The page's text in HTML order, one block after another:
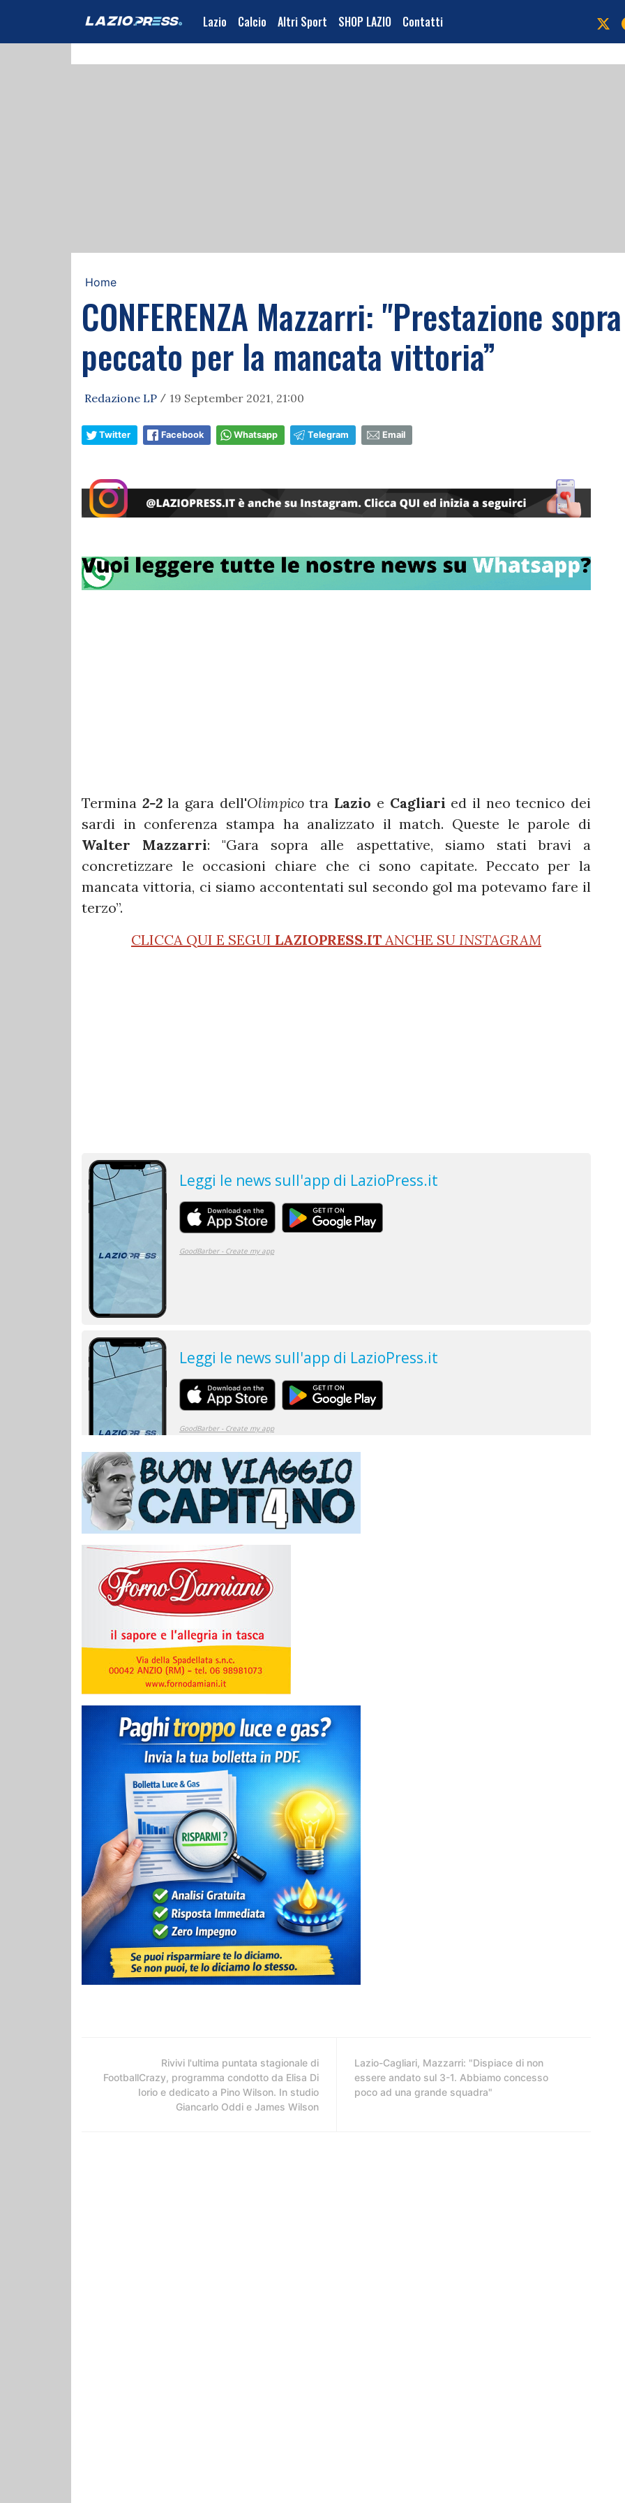
Lazio Calcio Altri Sport SHOP LAZIO Contatti
Home
CONFERENZA Mazzarri: "Prestazione
peccato per la mancata vittoria”
Redazione LP / 19 September 2021, 21:00
Twitter Facebook Whatsapp Telegram Email
Termina 2-2 la gara dell'Olimpicotra Lazio e Cagliari ed il neo tecnico dei
sardi in conferenza stampa ha analizzato il match. Queste le parole di
Walter Mazzarri: "Gara sopra alle aspettative, siamo stati bravi a
concretizzare le occasioni chiare che ci sono capitate. Peccato per la
mancata vittoria, ci siamo accontentati sul secondo gol ma potevamo fare il
terzo”.
CLICCA QUI E SEGUI LAZIOPRESS.IT ANCHE SU INSTAGRAM
Rivivi l'ultima puntata stagionale di
FootballCrazy, programma condotto da Elisa Di
Iorio e dedicato a Pino Wilson. In studio
Giancarlo Oddi e James Wilson
Lazio-Cagliari, Mazzarri: "Dispiace di non
essere andato sul 3-1. Abbiamo concesso
poco ad una grande squadra"